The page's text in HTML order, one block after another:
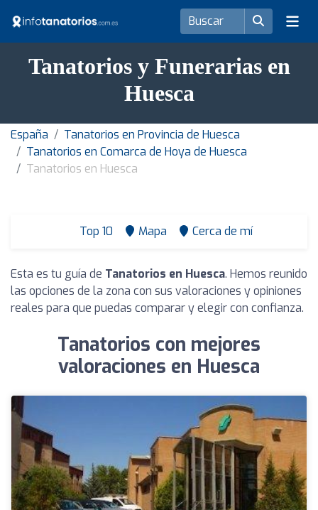
Tanatorios y Funerarias en
Huesca
España
Tanatorios en Provincia de Huesca
Tanatorios en Comarca de Hoya de Huesca
Tanatorios en Huesca
Top 10 Mapa Cerca de mí
Esta es tu guía de Tanatorios en Huesca. Hemos reunido
las opciones de la zona con sus valoraciones y opiniones
reales para que puedas comparar y elegir con confianza.
Tanatorios con mejores
valoraciones en Huesca